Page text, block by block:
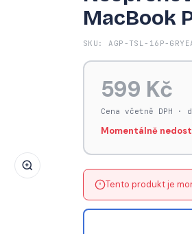
MacBook
SKU: AGP-TSL-16P-GRY
599 Kč
Cena včetně DPH ·
Momentálně
Tento produkt je